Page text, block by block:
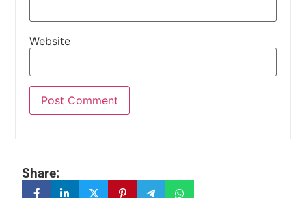
Website
Share: